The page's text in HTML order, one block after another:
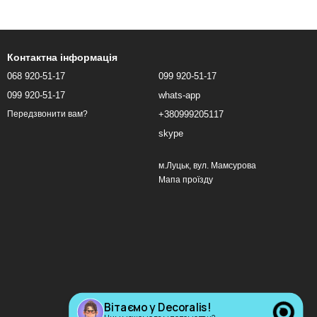
Контактна інформація
068 920-51-17
099 920-51-17
Передзвонити вам?
099 920-51-17
whats-app
+380999205117
skype
м.Луцьк, вул. Мамсурова
Мапа проїзду
Вітаємо у Decoralis!